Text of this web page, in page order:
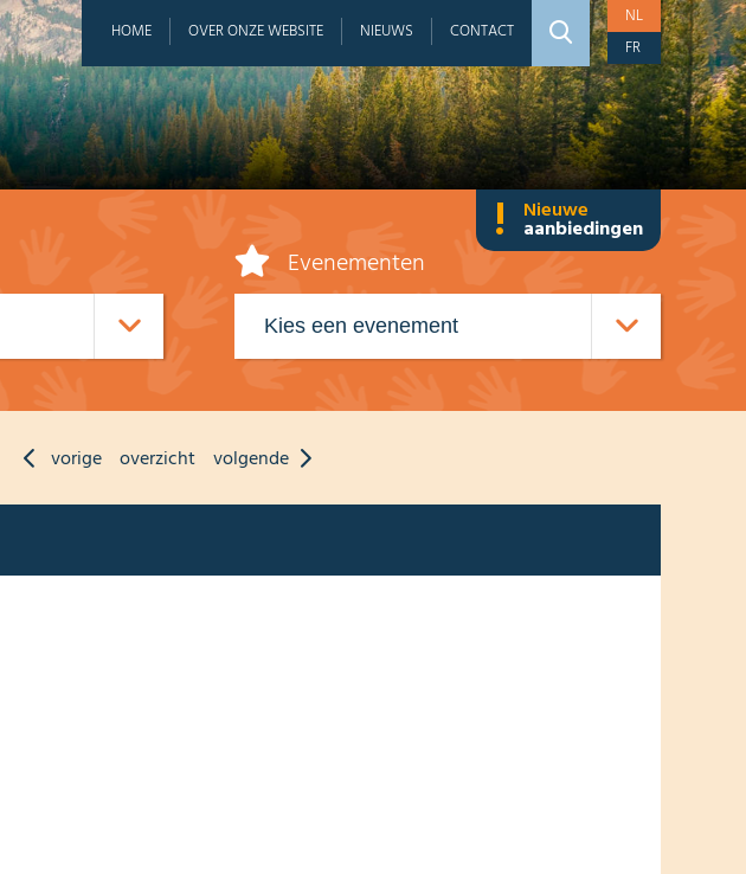
NL
FR
HOME OVER ONZE WEBSITE NIEUWS CONTACT
! Nieuwe
aanbiedingen
Evenementen
vorige overzicht volgende